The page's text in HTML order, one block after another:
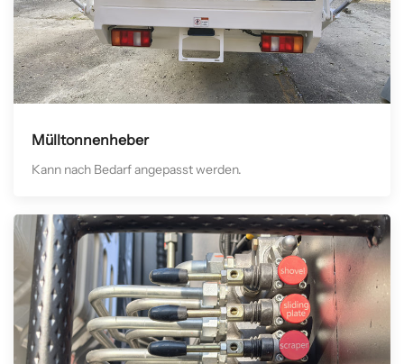
Mülltonnenheber
Kann nach Bedarf angepasst werden.